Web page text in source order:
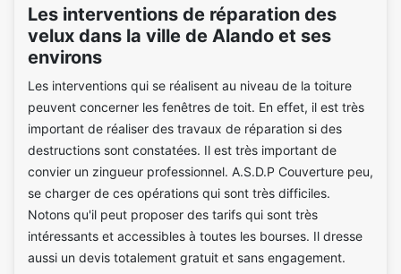
Les interventions de réparation des
velux dans la ville de Alando et ses
environs
Les interventions qui se réalisent au niveau de la toiture
peuvent concerner les fenêtres de toit. En effet, il est très
important de réaliser des travaux de réparation si des
destructions sont constatées. Il est très important de
convier un zingueur professionnel. A.S.D.P Couverture peu,
se charger de ces opérations qui sont très difficiles.
Notons qu'il peut proposer des tarifs qui sont très
intéressants et accessibles à toutes les bourses. Il dresse
aussi un devis totalement gratuit et sans engagement.